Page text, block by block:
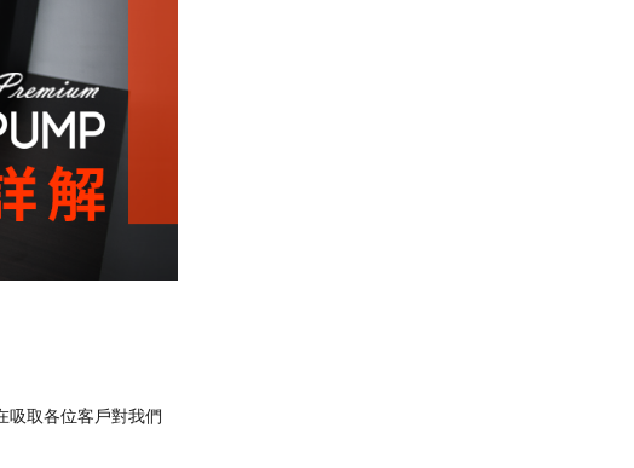
吸取各位客戶對我們